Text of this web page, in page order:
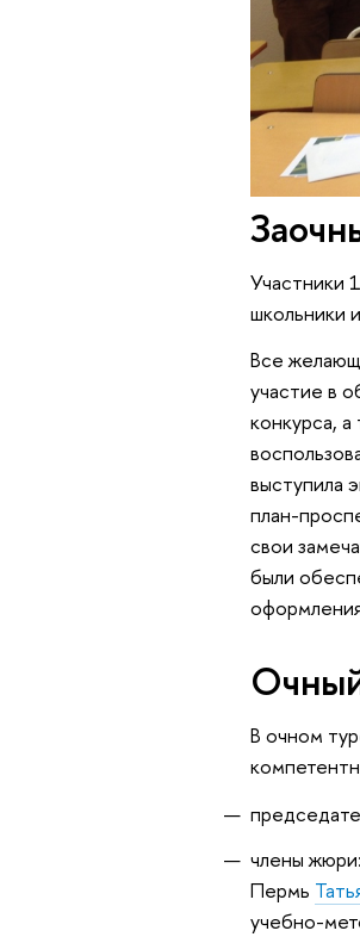
Участники
школьники
Все
участие в
конкурса,
выступила
план-
свои
были
В очном
члены
Пермь
учебно-